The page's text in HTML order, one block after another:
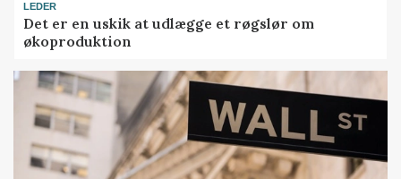
LEDER
Det er en uskik at udlægge et røgslør om
økoproduktion